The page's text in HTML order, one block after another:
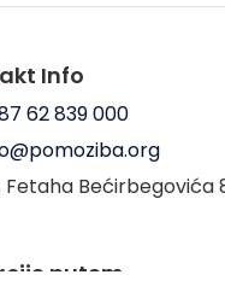
Info
62 839 000
Fetaha Bećirbegovića
putem